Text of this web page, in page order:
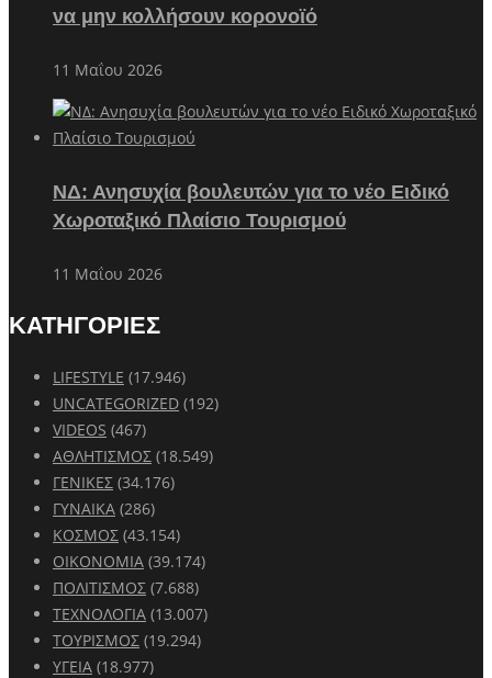
να μην κολλήσουν κορονοϊό
11 Μαΐου 2026
ΝΔ: Ανησυχία βουλευτών για το νέο Ειδικό
Χωροταξικό Πλαίσιο Τουρισμού
11 Μαΐου 2026
ΚΑΤΗΓΟΡΙΕΣ
LIFESTYLE (17.946)
UNCATEGORIZED (192)
VIDEOS (467)
ΑΘΛΗΤΙΣΜΟΣ (18.549)
ΓΕΝΙΚΕΣ (34.176)
ΓΥΝΑΙΚΑ (286)
ΚΟΣΜΟΣ (43.154)
ΟΙΚΟΝΟΜΙΑ (39.174)
ΠΟΛΙΤΙΣΜΟΣ (7.688)
ΤΕΧΝΟΛΟΓΙΑ (13.007)
ΤΟΥΡΙΣΜΟΣ (19.294)
ΥΓΕΙΑ (18.977)